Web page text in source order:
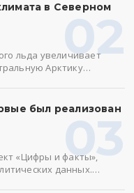
02
в Северном
льда увеличивает
Арктику…
03
был реализован
«Цифры и факты»,
данных.…